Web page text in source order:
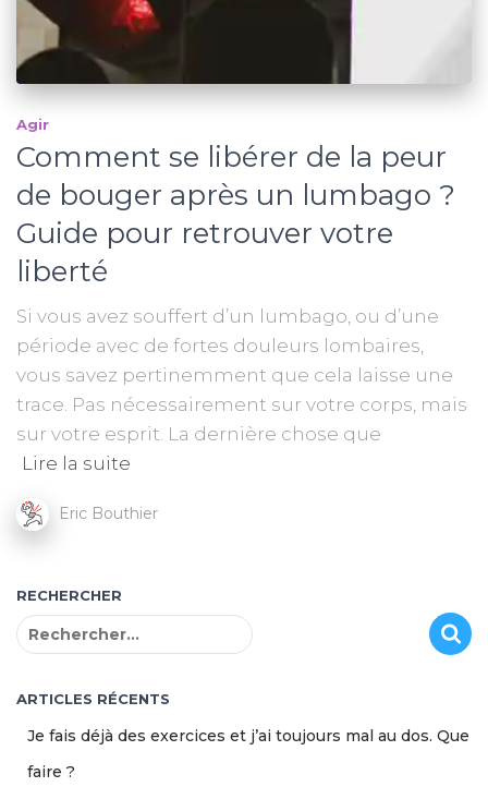
Agir
Comment se libérer de la peur
de bouger après un lumbago ?
Guide pour retrouver votre
liberté
Si vous avez souffert d’un lumbago, ou d’une
période avec de fortes douleurs lombaires,
vous savez pertinemment que cela laisse une
trace. Pas nécessairement sur votre corps, mais
sur votre esprit. La dernière chose que
Lire la suite
Eric Bouthier
RECHERCHER
R
h
ARTICLES RÉCENTS
Je fais déjà des exercices et j’ai toujours mal au dos. Que
faire ?